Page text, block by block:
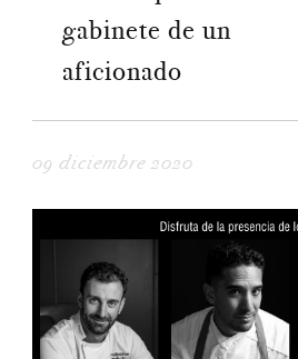
gabinete de un
aficionado
09 diciembre 2020